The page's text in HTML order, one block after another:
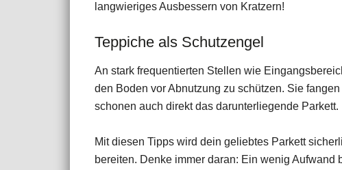
langwieriges Ausbessern von Kratzern!
Teppiche als Schutzengel
An stark frequentierten Stellen wie
den Boden vor Abnutzung zu schützen. Sie
schonen auch direkt das darunterliegende Parkett.
Mit diesen Tipps wird dein geliebtes Parkett
bereiten. Denke immer daran: Ein wenig